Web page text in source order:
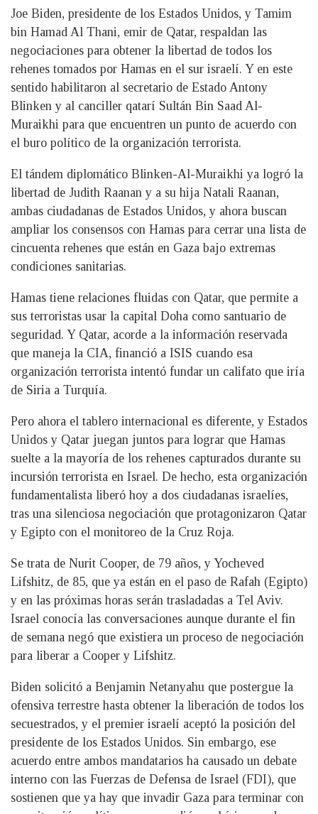
Joe Biden, presidente de los Estados Unidos, y Tamim
bin Hamad Al Thani, emir de Qatar, respaldan las
negociaciones para obtener la libertad de todos los
rehenes tomados por Hamas en el sur israelí. Y en este
sentido habilitaron al secretario de Estado Antony
Blinken y al canciller qatarí Sultán Bin Saad Al-
Muraikhi para que encuentren un punto de acuerdo con
el buro político de la organización terrorista.
El tándem diplomático Blinken-Al-Muraikhi ya logró la
libertad de Judith Raanan y a su hija Natali Raanan,
ambas ciudadanas de Estados Unidos, y ahora buscan
ampliar los consensos con Hamas para cerrar una lista de
cincuenta rehenes que están en Gaza bajo extremas
condiciones sanitarias.
Hamas tiene relaciones fluidas con Qatar, que permite a
sus terroristas usar la capital Doha como santuario de
seguridad. Y Qatar, acorde a la información reservada
que maneja la CIA, financió a ISIS cuando esa
organización terrorista intentó fundar un califato que iría
de Siria a Turquía.
Pero ahora el tablero internacional es diferente, y Estados
Unidos y Qatar juegan juntos para lograr que Hamas
suelte a la mayoría de los rehenes capturados durante su
incursión terrorista en Israel. De hecho, esta organización
fundamentalista liberó hoy a dos ciudadanas israelíes,
tras una silenciosa negociación que protagonizaron Qatar
y Egipto con el monitoreo de la Cruz Roja.
Se trata de Nurit Cooper, de 79 años, y Yocheved
Lifshitz, de 85, que ya están en el paso de Rafah (Egipto)
y en las próximas horas serán trasladadas a Tel Aviv.
Israel conocía las conversaciones aunque durante el fin
de semana negó que existiera un proceso de negociación
para liberar a Cooper y Lifshitz.
Biden solicitó a Benjamin Netanyahu que postergue la
ofensiva terrestre hasta obtener la liberación de todos los
secuestrados, y el premier israelí aceptó la posición del
presidente de los Estados Unidos. Sin embargo, ese
acuerdo entre ambos mandatarios ha causado un debate
interno con las Fuerzas de Defensa de Israel (FDI), que
sostienen que ya hay que invadir Gaza para terminar con